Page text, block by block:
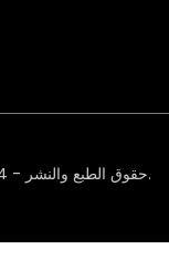
© حقوق الطبع والنشر - 2024 : جميع الحقوق محفوظة.